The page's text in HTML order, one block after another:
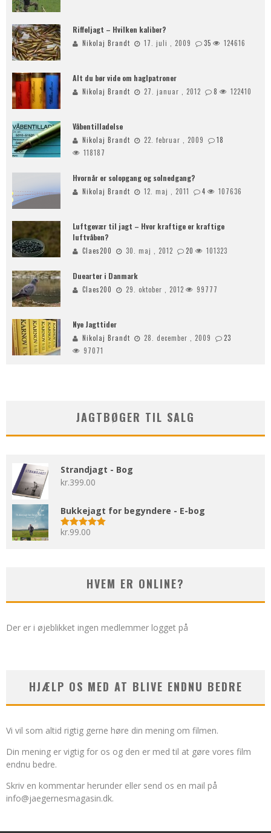
Riffeljagt – Hvilken kaliber?
Nikolaj Brandt 17. juli , 2009 35 124616
Alt du bør vide om haglpatroner
Nikolaj Brandt 27. januar , 2012 8 122410
Våbentilladelse
Nikolaj Brandt 22. februar , 2009
18
118187
Hvornår er solopgang og solnedgang?
Nikolaj Brandt 12. maj , 2011 4 107636
Luftgevær til jagt – Hvor kraftige er kraftige
luftvåben?
Claes200 30. maj , 2012 20 101323
Duearter i Danmark
Claes200 29. oktober , 2012 99777
Nye Jagttider
Nikolaj Brandt 28. december , 2009
23
97071
JAGTBØGER TIL SALG
Strandjagt - Bog
kr.399.00
Bukkejagt for begyndere - E-bog
Vurderet
kr.99.00
HVEM ER ONLINE?
Der er i øjeblikket ingen medlemmer logget på
HJÆLP OS MED AT BLIVE ENDNU BEDRE
Vi vil som altid rigtig gerne høre din mening om filmen.
Din mening er vigtig for os og den er med til at gøre vores film
endnu bedre.
Skriv en kommentar herunder eller send os en mail på
info@jaegernesmagasin.dk.